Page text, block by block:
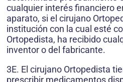
cualquier interés financiero
aparato, si el cirujano
institución con la cual esté
Ortopedista, ha recibido
inventor o del fabricante.
3E. El cirujano Ortopedista
prescribir medicamentos